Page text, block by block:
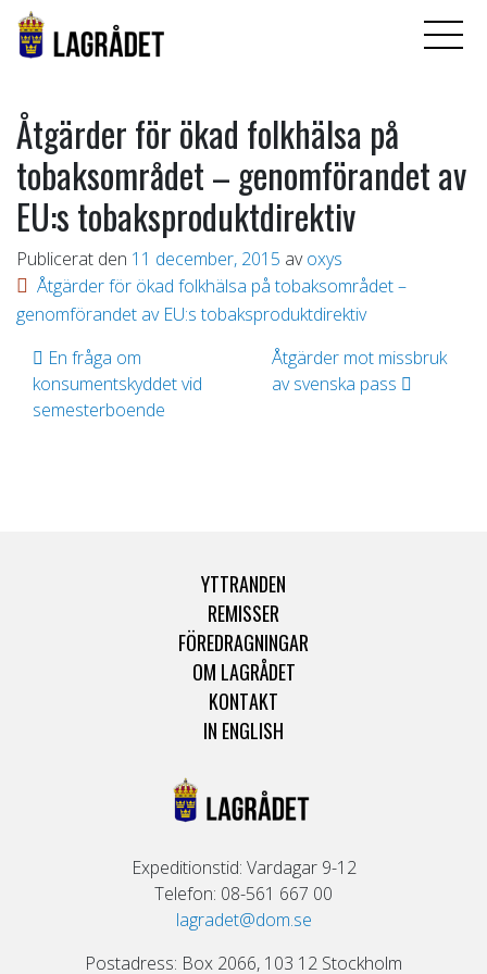
Åtgärder för ökad folkhälsa på
tobaksområdet – genomförandet av
EU:s tobaksproduktdirektiv
Publicerat den 11 december, 2015 av oxys
Åtgärder för ökad folkhälsa på tobaksområdet –
genomförandet av EU:s tobaksproduktdirektiv
Inläggsnavigering
En fråga om
konsumentskyddet vid
semesterboende
Åtgärder mot missbruk
av svenska pass
YTTRANDEN
REMISSER
FÖREDRAGNINGAR
OM LAGRÅDET
KONTAKT
IN ENGLISH
Expeditionstid: Vardagar 9-12
Telefon: 08-561 667 00
lagradet@dom.se
Postadress: Box 2066, 103 12 Stockholm